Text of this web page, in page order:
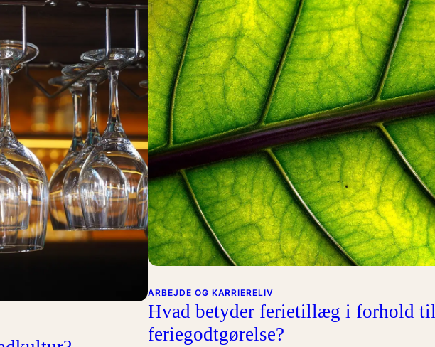
planlovens
landzonetilladelse?
ARBEJDE OG KARRIERELIV
Hvad betyder ferietillæg i forhold til
feriegodtgørelse?